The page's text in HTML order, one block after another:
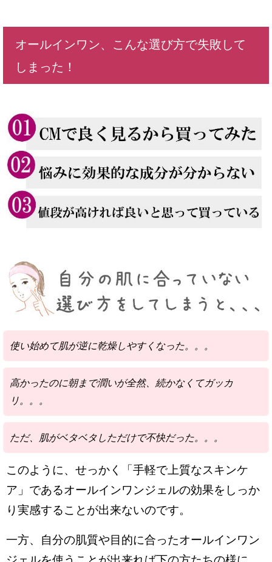
オールインワン、こんな選び方で失敗して
しまった！
使い始めて肌が逆に乾燥しやすくなった。。。
高かったのに朝まで潤いが全然、続かなくてガッカ
リ。。。
ただ、肌がベタベタしただけで不快だった。。。
このように、せっかく「手軽で上質なスキンケ
ア」であるオールインワンジェルの効果をしっか
り実感することが出来ないのです。
一方、自分の肌質や目的に合ったオールインワン